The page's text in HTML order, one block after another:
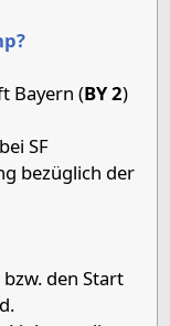
Bayern (BY 2)
SF
bezüglich der
den Start